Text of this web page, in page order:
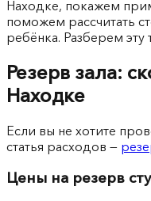
Находке, покажем
поможем рассчитать
ребёнка. Разберем
Резерв зала:
Находке
Если вы не хотите
статья расходов —
Цены на резерв